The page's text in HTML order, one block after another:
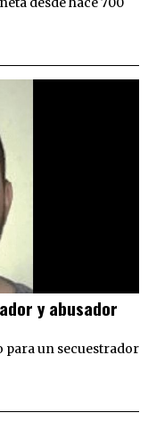
y abusador
para un secuestrador